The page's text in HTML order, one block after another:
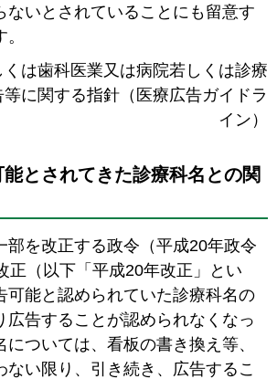
ないとされていることにも留意す
は歯科医業又は病院若しくは診療
に関する指針（医療広告ガイドラ
イン）
とされてきた診療科名との関
部を改正する政令（平成20年政令
正（以下「平成20年改正」とい
可能と認められていた診療科名の
広告することが認められなくなっ
ついては、看板の書き換え等、
ない限り、引き続き、広告するこ